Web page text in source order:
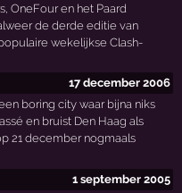
OneFour en het Paard
de derde editie van
wekelijkse Clash-
17 december 2006
boring city waar bijna niks
en bruist Den Haag als
21 december nogmaals
1 september 2005